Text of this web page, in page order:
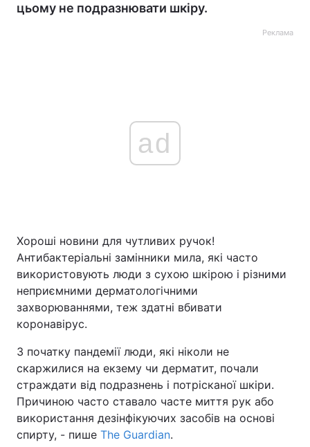
цьому не подразнювати шкіру.
Реклама
ad
Хороші новини для чутливих ручок!
Антибактеріальні замінники мила, які часто
використовують люди з сухою шкірою і різними
неприємними дерматологічними
захворюваннями, теж здатні вбивати
коронавірус.
З початку пандемії люди, які ніколи не
скаржилися на екзему чи дерматит, почали
страждати від подразнень і потрісканої шкіри.
Причиною часто ставало часте миття рук або
використання дезінфікуючих засобів на основі
спирту, - пише The Guardian.